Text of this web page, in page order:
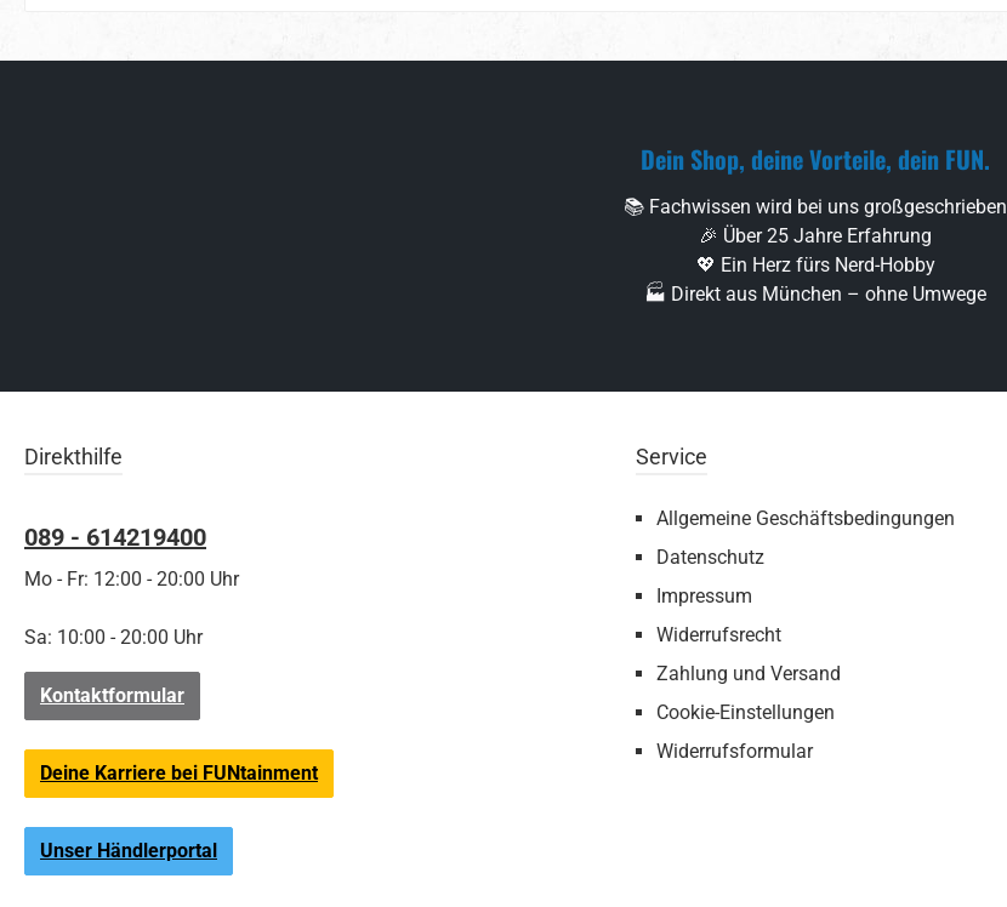
Dein Shop, deine Vorteile, dein FUN.
📚 Fachwissen wird bei uns großgeschrieben
🎉 Über 25 Jahre Erfahrung
💖 Ein Herz fürs Nerd-Hobby
🏭 Direkt aus München – ohne Umwege
Direkthilfe
089 - 614219400
Mo - Fr: 12:00 - 20:00 Uhr
Sa: 10:00 - 20:00 Uhr
Kontaktformular
Deine Karriere bei FUNtainment
Unser Händlerportal
Service
Allgemeine Geschäftsbedingungen
Datenschutz
Impressum
Widerrufsrecht
Zahlung und Versand
Cookie-Einstellungen
Widerrufsformular